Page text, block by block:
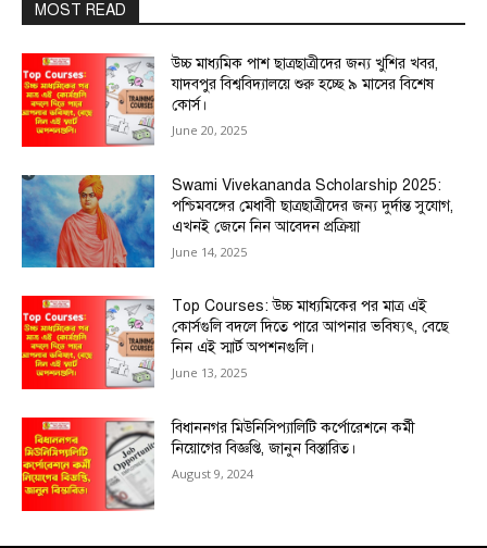
MOST READ
উচ্চ মাধ্যমিক পাশ ছাত্রছাত্রীদের জন্য খুশির খবর,
যাদবপুর বিশ্ববিদ্যালয়ে শুরু হচ্ছে ৯ মাসের বিশেষ
কোর্স।
June 20, 2025
Swami Vivekananda Scholarship 2025:
পশ্চিমবঙ্গের মেধাবী ছাত্রছাত্রীদের জন্য দুর্দান্ত সুযোগ,
এখনই জেনে নিন আবেদন প্রক্রিয়া
June 14, 2025
Top Courses: উচ্চ মাধ্যমিকের পর মাত্র এই
কোর্সগুলি বদলে দিতে পারে আপনার ভবিষ্যৎ, বেছে
নিন এই স্মার্ট অপশনগুলি।
June 13, 2025
বিধাননগর মিউনিসিপ্যালিটি কর্পোরেশনে কর্মী
নিয়োগের বিজ্ঞপ্তি, জানুন বিস্তারিত।
August 9, 2024